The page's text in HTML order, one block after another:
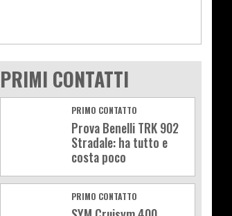
PRIMI CONTATTI
PRIMO CONTATTO
Prova Benelli TRK 902
Stradale: ha tutto e
costa poco
PRIMO CONTATTO